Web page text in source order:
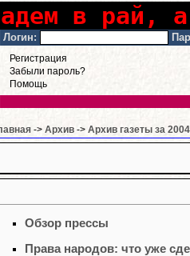
в рай,
Логин:
Регистрация
Забыли пароль?
Помощь
-> Архив -> Архив газеты за
Обзор прессы
Права народов: что уже